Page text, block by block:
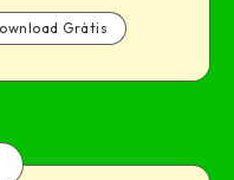
Grátis